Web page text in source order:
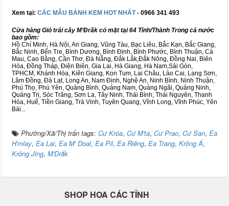
Xem tại: CÁC MẪU BÁNH KEM HOT NHẤT- 0966 341 493
Cửa hàng Giỏ trái cây M’Đrăk có mặt tại 64 Tỉnh/Thành Trong cả nước
bao gồm:
Hồ Chí Minh, Hà Nội, An Giang, Vũng Tàu, Bạc Liêu, Bắc Kạn, Bắc Giang,
Bắc Ninh, Bến Tre, Bình Dương, Bình Định, Bình Phước, Bình Thuận, Cà
Mau, Cao Bằng, Cần Thơ, Đà Nẵng, Đắk Lắk,Đắk Nông, Đồng Nai, Biên
Hòa, Đồng Tháp, Điện Biên, Gia Lai, Hà Giang, Hà Nam,Sài Gòn,
TPHCM, Khánh Hòa, Kiên Giang, Kon Tum, Lai Châu, Lào Cai, Lạng Sơn,
Lâm Đồng, Đà Lạt, Long An, Nam Định, Nghệ An, Ninh Bình, Ninh Thuận,
Phú Thọ, Phú Yên, Quảng Bình, Quảng Nam, Quảng Ngãi, Quảng Ninh,
Quảng Trị, Sóc Trăng, Sơn La, Tây Ninh, Thái Bình, Thái Nguyên, Thanh
Hóa, Huế, Tiền Giang, Trà Vinh, Tuyên Quang, Vĩnh Long, Vĩnh Phúc, Yên
Bái...
Phường/Xã/Thị trấn tags: Cư Króa, Cư M'ta, Cư Prao, Cư San, Ea
H'mlay, Ea Lai, Ea M' Doal, Ea Pil, Ea Riêng, Ea Trang, Krông Á,
Krông Jing, M'Drắk
SHOP HOA CÁC TỈNH